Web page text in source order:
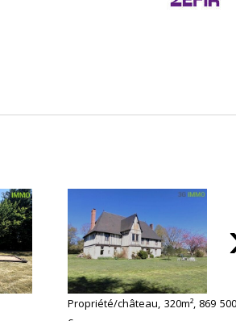
Propriété/château, 320m², 869 500